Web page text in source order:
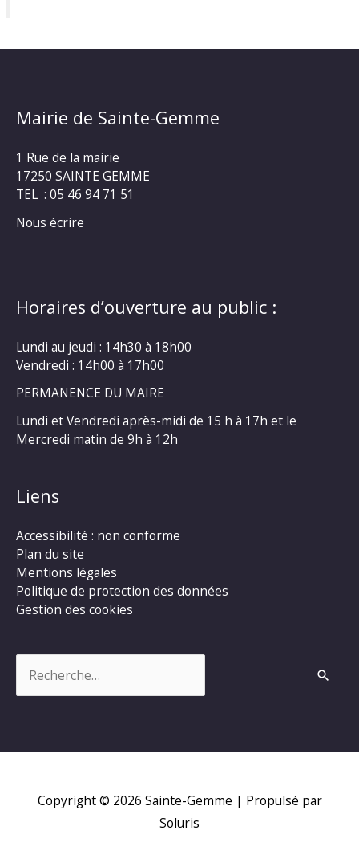
Mairie de Sainte-Gemme
1 Rue de la mairie
17250 SAINTE GEMME
TEL : 05 46 94 71 51
Nous écrire
Horaires d’ouverture au public :
Lundi au jeudi : 14h30 à 18h00
Vendredi : 14h00 à 17h00
PERMANENCE DU MAIRE
Lundi et Vendredi après-midi de 15 h à 17h et le
Mercredi matin de 9h à 12h
Liens
Accessibilité : non conforme
Plan du site
Mentions légales
Politique de protection des données
Gestion des cookies
Copyright © 2026 Sainte-Gemme | Propulsé par
Soluris